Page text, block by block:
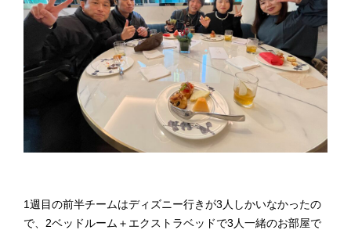
1週目の前半チームはディズニー行きが3人しかいなかったの
で、2ベッドルーム＋エクストラベッドで3人一緒のお部屋で